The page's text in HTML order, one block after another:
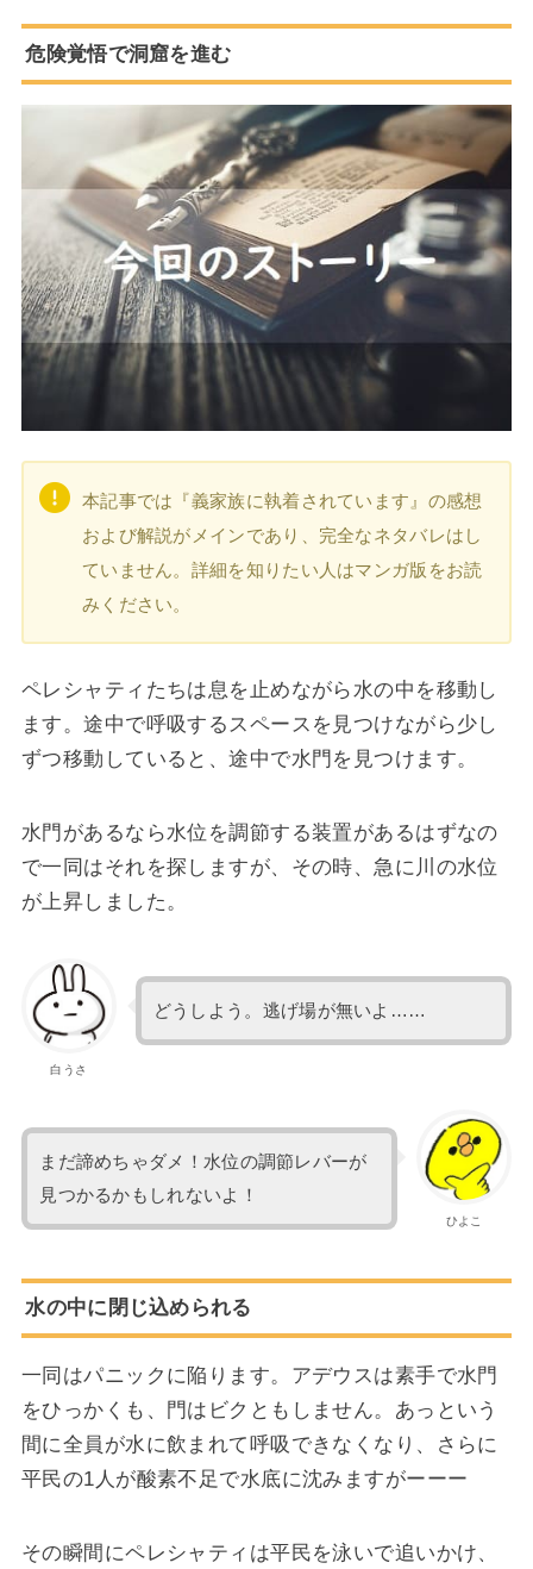
危険覚悟で洞窟を進む
本記事では『義家族に執着されています』の感想
および解説がメインであり、完全なネタバレはし
ていません。詳細を知りたい人はマンガ版をお読
みください。
ペレシャティたちは息を止めながら水の中を移動し
ます。途中で呼吸するスペースを見つけながら少し
ずつ移動していると、途中で水門を見つけます。
水門があるなら水位を調節する装置があるはずなの
で一同はそれを探しますが、その時、急に川の水位
が上昇しました。
白うさ
どうしよう。逃げ場が無いよ……
ひよこ
まだ諦めちゃダメ！水位の調節レバーが
見つかるかもしれないよ！
水の中に閉じ込められる
一同はパニックに陥ります。アデウスは素手で水門
をひっかくも、門はビクともしません。あっという
間に全員が水に飲まれて呼吸できなくなり、さらに
平民の1人が酸素不足で水底に沈みますがーーー
その瞬間にペレシャティは平民を泳いで追いかけ、